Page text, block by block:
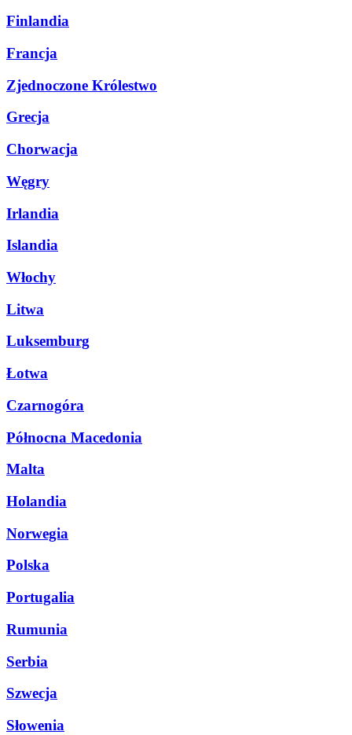
Finlandia
Francja
Zjednoczone Królestwo
Grecja
Chorwacja
Węgry
Irlandia
Islandia
Włochy
Litwa
Luksemburg
Łotwa
Czarnogóra
Północna Macedonia
Malta
Holandia
Norwegia
Polska
Portugalia
Rumunia
Serbia
Szwecja
Słowenia